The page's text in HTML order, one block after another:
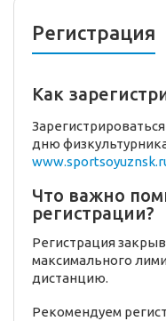
Регистрация
Как
дню
Что важно
регистрации?
Регистрация
максимального
дистанцию.
Рекомендуем